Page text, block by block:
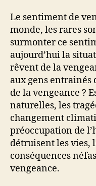
Le sentiment de
monde, les rares
surmonter ce
aujourd’hui la
rêvent de la
aux gens
de la vengeance ?
naturelles, les
changement
préoccupation de
détruisent les vies,
conséquences
vengeance.